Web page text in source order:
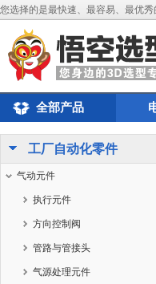
您选择的是最快速、最容易、最优秀
全部产品
工厂自动化零件
气动元件
执行元件
方向控制阀
管路与管接头
气源处理元件